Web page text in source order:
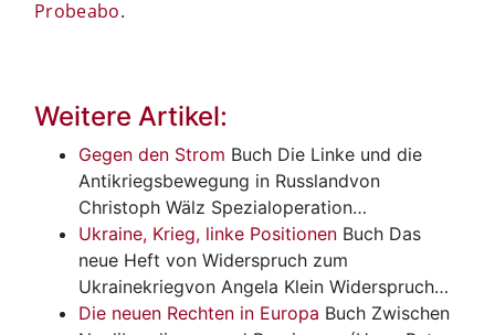
Probeabo.
Weitere Artikel:
Gegen den Strom Buch Die Linke und die
Antikriegsbewegung in Russlandvon
Christoph Wälz Spezialoperation…
Ukraine, Krieg, linke Positionen Buch Das
neue Heft von Widerspruch zum
Ukrainekriegvon Angela Klein Widerspruch…
Die neuen Rechten in Europa Buch Zwischen